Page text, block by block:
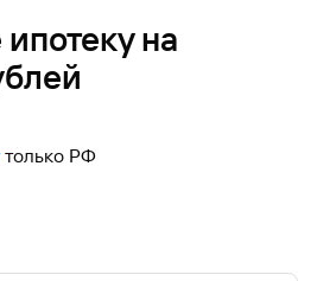
на
только РФ